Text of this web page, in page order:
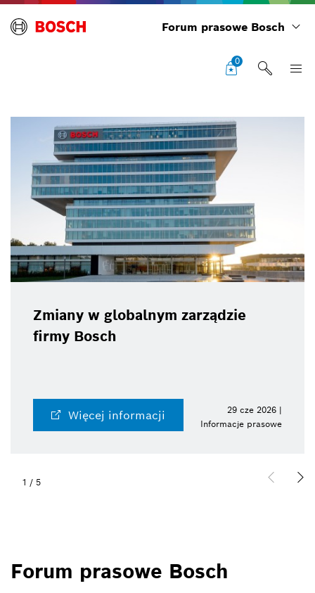
Forum prasowe Bosch
0
Zmiany w globalnym zarządzie
firmy Bosch
Więcej informacji
29 cze 2026 |
Informacje prasowe
1 / 5
Forum prasowe Bosch